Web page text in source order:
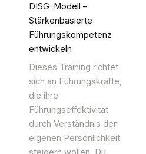
DISG-Modell –
Stärkenbasierte
Führungskompetenz
entwickeln
Dieses Training richtet
sich an Führungskräfte,
die ihre
Führungseffektivität
durch Verständnis der
eigenen Persönlichkeit